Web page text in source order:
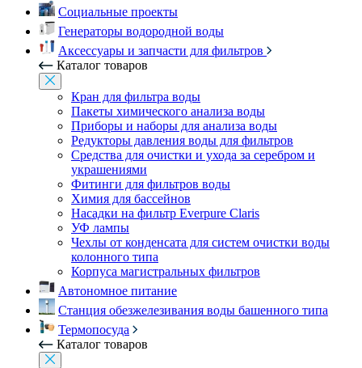
Социальные проекты
Генераторы водородной воды
Аксессуары и запчасти для фильтров
Каталог товаров
Кран для фильтра воды
Пакеты химического анализа воды
Приборы и наборы для анализа воды
Редукторы давления воды для фильтров
Средства для очистки и ухода за серебром и
украшениями
Фитинги для фильтров воды
Химия для бассейнов
Насадки на фильтр Everpure Claris
УФ лампы
Чехлы от конденсата для систем очистки воды
колонного типа
Корпуса магистральных фильтров
Автономное питание
Станция обезжелезивания воды башенного типа
Термопосуда
Каталог товаров